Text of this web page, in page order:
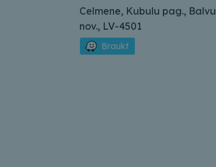
Celmene, Kubulu pag., Balvu
nov., LV-4501
Braukt